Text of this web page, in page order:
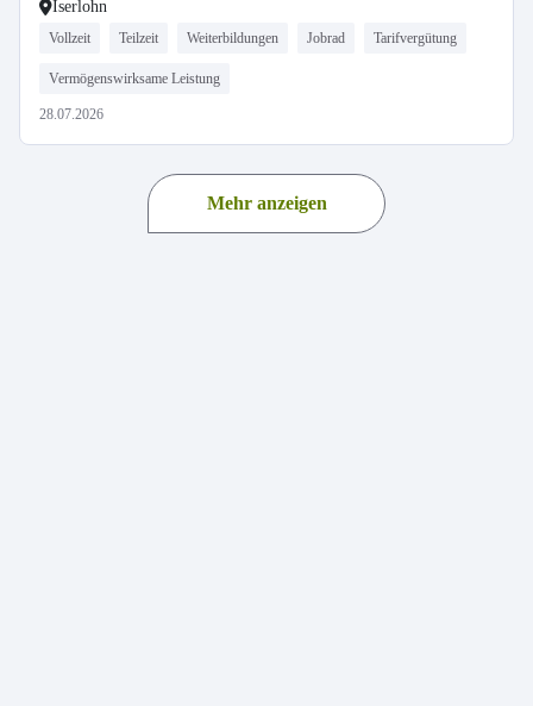
Iserlohn
Vollzeit Teilzeit Weiterbildungen Jobrad Tarifvergütung
Vermögenswirksame Leistung
28.07.2026
Mehr anzeigen